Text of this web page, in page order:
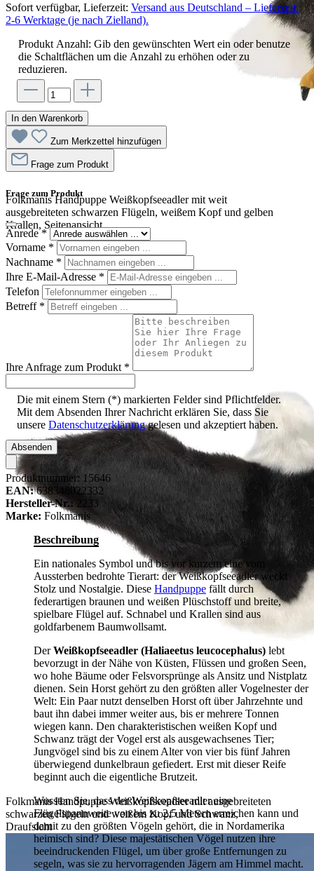
Folkmanis Handpuppe Weißkopfseeadler mit weit
ausgebreiteten schwarzen Flügeln, weißem Kopf und gelben
Krallen, Seitenansicht
Folkmanis Handpuppe Weißkopfseeadler mit ausgebreiteten
schwarzen Flügeln und weißem Kopf und Schwanz,
Draufsicht
Sofort verfügbar, Lieferzeit: Versand aus Deutschland – Lieferzeit:
2-6 Werktage (je nach Zielland).
Produkt Anzahl: Gib den gewünschten Wert ein oder benutze
die Schaltflächen um die Anzahl zu erhöhen oder zu
reduzieren.
In den Warenkorb
Zum Merkzettel hinzufügen
Frage zum Produkt
Frage zum Produkt
Anrede*
Vorname *
Nachname *
Ihre E-Mail-Adresse *
Telefon
Betreff *
Ihre Anfrage zum Produkt *
Die mit einem Stern (*) markierten Felder sind Pflichtfelder.
Mit dem Absenden Ihrer Nachricht erklären Sie, dass Sie
unsere Datenschutzerklärunggelesen und akzeptiert haben.
Absenden
Produktnummer: 15646
EAN: 638348022332
Hersteller-Nr.:
2233
Marke: Folkmanis
Beschreibung
Ein nationales Symbol und bis vor kurzem eine vom
Aussterben bedrohte Tierart: der Weißkopfseeadler weckt
Stolz und Nostalgie. Diese Handpuppe fällt durch
federartigen braunen und weißen Plüschstoff und breite,
spielbare Flügel auf. Schnabel und Krallen sind aus
goldfarbenem Baumwollsamt.
DerWeißkopfseeadler (Haliaeetus leucocephalus) lebt
bevorzugt in der Nähe von Küsten, Flüssen und großen Seen,
wo hohe Bäume oder Felsvorsprünge als Ansitz und Nistplatz
dienen. Sein Horst gehört zu den größten aller Vogelnester der
Welt: Ein Paar nutzt denselben Horst oft über Jahrzehnte und
baut ihn dabei immer weiter aus, bis er mehrere Tonnen
wiegen kann. Den charakteristischen weißen Kopf und
Schwanz trägt der Vogel erst als ausgewachsenes Tier;
Jungvögel sind bis zu einem Alter von vier bis fünf Jahren
überwiegend dunkelbraun gefiedert. Erst mit dieser Reife
beginnt auch die eigentliche Brutzeit.
Wussten Sie, dass der Weißkopfseeadler eine
Flügelspannweite von bis zu 2,5 Metern erreichen kann und
damit zu den größten Vögeln gehört, die in Nordamerika
heimisch sind? Diese majestätischen Vögel nutzen ihre
beeindruckenden Flügel, um über große Entfernungen zu
segeln, was sie zu hervorragenden Jägern am Himmel macht.